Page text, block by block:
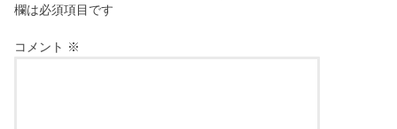
欄は必須項目です
コメント ※